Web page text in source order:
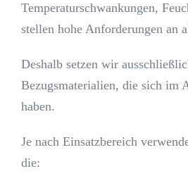
Temperaturschwankungen,
stellen hohe Anforderungen an
Deshalb setzen wir
Bezugsmaterialien, die sich im
haben.
Je nach Einsatzbereich
die: